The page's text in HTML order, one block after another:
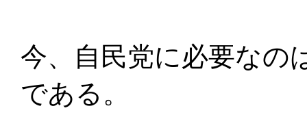
今、自民党に必要なの
である。